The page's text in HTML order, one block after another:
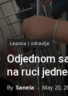
Lepota i zdravlje
Odjednom
na ruci
By Sanela - May 20,